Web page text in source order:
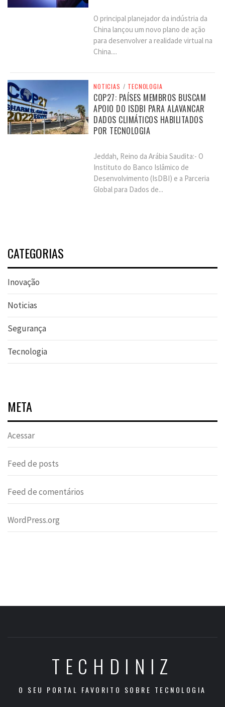
O principal planejador da indústria da
China lançou um novo plano de ação
para desenvolver a realidade virtual na
China....
NOTICIAS / TECNOLOGIA
COP27: PAÍSES MEMBROS BUSCAM
APOIO DO ISDBI PARA ALAVANCAR
DADOS CLIMÁTICOS HABILITADOS
POR TECNOLOGIA
Jeddah, Reino da Arábia Saudita:- O
Instituto do Banco Islâmico de
Desenvolvimento (IsDBI) e a Parceria
Global para Dados de...
CATEGORIAS
Inovação
Noticias
Segurança
Tecnologia
META
Acessar
Feed de posts
Feed de comentários
WordPress.org
TECHDINIZ
O SEU PORTAL FAVORITO SOBRE TECNOLOGIA